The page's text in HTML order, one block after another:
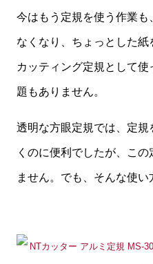
今はもう定規を使う作業
なくなり、ちょっとした紙
カッティング定規として
題もありません。
透明な方眼定規では、定規
くのに便利でしたが、こ
ません。でも、そんな使い